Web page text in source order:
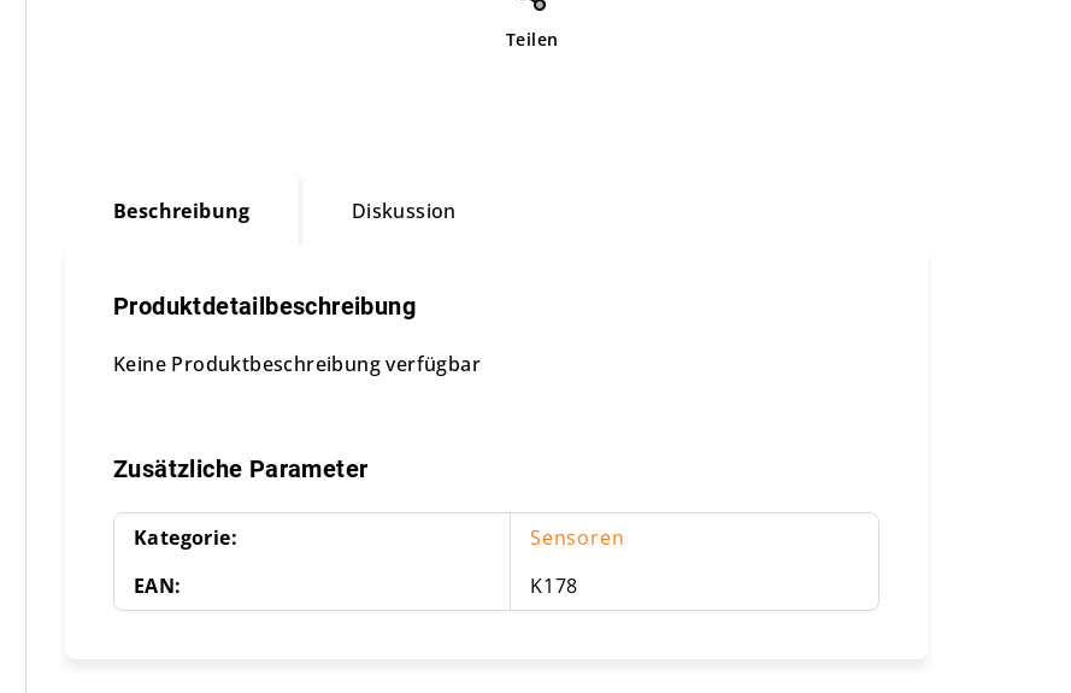
Teilen
Beschreibung Diskussion
Produktdetailbeschreibung
Keine Produktbeschreibung verfügbar
Zusätzliche Parameter
Kategorie:
Sensoren
EAN: K178